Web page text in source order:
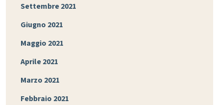
Settembre 2021
Giugno 2021
Maggio 2021
Aprile 2021
Marzo 2021
Febbraio 2021